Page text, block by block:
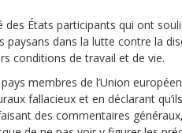
États participants qui ont
paysans dans la lutte contre la
conditions de travail et de vie.
membres de l’Union
fallacieux et en déclarant
des commentaires